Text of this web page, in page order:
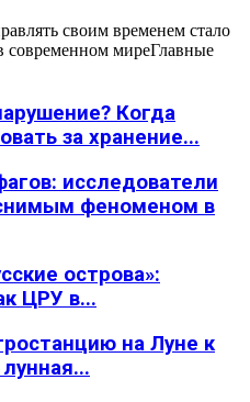
своим временем стало
миреГлавные
Когда
за хранение...
исследователи
феноменом в
острова»:
ЦРУ в...
на Луне к